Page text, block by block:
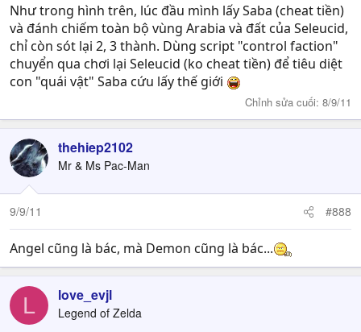
Như trong hình trên, lúc đầu mình lấy Saba (cheat tiền)
và đánh chiếm toàn bộ vùng Arabia và đất của Seleucid,
chỉ còn sót lại 2, 3 thành. Dùng script "control faction"
chuyển qua chơi lại Seleucid (ko cheat tiền) để tiêu diệt
con "quái vật" Saba cứu lấy thế giới
Chỉnh sửa cuối: 8/9/11
thehiep2102
Mr & Ms Pac-Man
9/9/11 #888
Angel cũng là bác, mà Demon cũng là bác...
L love_evjl
Legend of Zelda